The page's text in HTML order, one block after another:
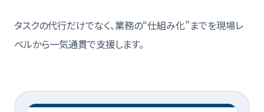
タスクの代行だけでなく、業務の“仕組み化”までを現場レ
ベルから一気通貫で支援します。